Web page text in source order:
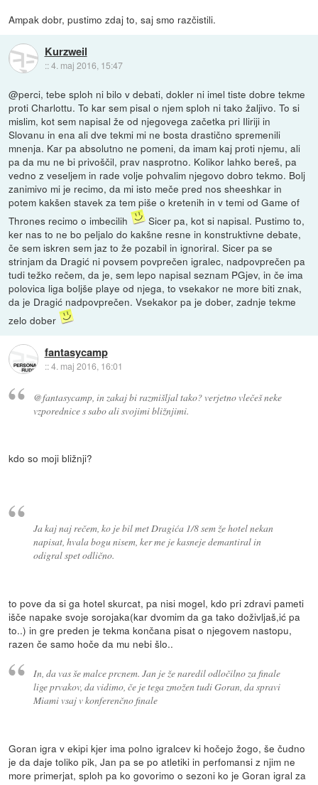
Ampak dobr, pustimo zdaj to, saj smo razčistili.
Kurzweil
::4. maj 2016, 15:47
@perci, tebe sploh ni bilo v debati, dokler ni imel tiste dobre tekme
proti Charlottu. To kar sem pisal o njem sploh ni tako žaljivo. To si
mislim, kot sem napisal že od njegovega začetka pri Iliriji in
Slovanu in ena ali dve tekmi mi ne bosta drastično spremenili
mnenja. Kar pa absolutno ne pomeni, da imam kaj proti njemu, ali
pa da mu ne bi privoščil, prav nasprotno. Kolikor lahko bereš, pa
vedno z veseljem in rade volje pohvalim njegovo dobro tekmo. Bolj
zanimivo mi je recimo, da mi isto meče pred nos sheeshkar in
potem kakšen stavek za tem piše o kretenih in v temi od Game of
Thrones recimo o imbecilih
Sicer pa, kot si napisal. Pustimo to,
ker nas to ne bo peljalo do kakšne resne in konstruktivne debate,
če sem iskren sem jaz to že pozabil in ignoriral. Sicer pa se
strinjam da Dragić ni povsem povprečen igralec, nadpovprečen pa
tudi težko rečem, da je, sem lepo napisal seznam PGjev, in če ima
polovica liga boljše playe od njega, to vsekakor ne more biti znak,
da je Dragić nadpovprečen. Vsekakor pa je dober, zadnje tekme
zelo dober
fantasycamp
::4. maj 2016, 16:01
@fantasycamp, in zakaj bi razmišljal tako? verjetno vlečeš neke
vzporednice s sabo ali svojimi bližnjimi.
kdo so moji bližnji?
Ja kaj naj rečem, ko je bil met Dragića 1/8 sem že hotel nekan
napisat, hvala bogu nisem, ker me je kasneje demantiral in
odigral spet odlično.
to pove da si ga hotel skurcat, pa nisi mogel, kdo pri zdravi pameti
išče napake svoje sorojaka(kar dvomim da ga tako doživljaš,ić pa
to..) in gre preden je tekma končana pisat o njegovem nastopu,
razen če samo hoče da mu nebi šlo..
In, da vas še malce prcnem. Jan je že naredil odločilno za finale
lige prvakov, da vidimo, če je tega zmožen tudi Goran, da spravi
Miami vsaj v konferenčno finale
Goran igra v ekipi kjer ima polno igralcev ki hočejo žogo, še čudno
je da daje toliko pik, Jan pa se po atletiki in perfomansi z njim ne
more primerjat, sploh pa ko govorimo o sezoni ko je Goran igral za